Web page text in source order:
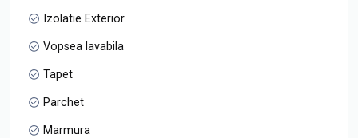
Izolatie Exterior
Vopsea lavabila
Tapet
Parchet
Marmura